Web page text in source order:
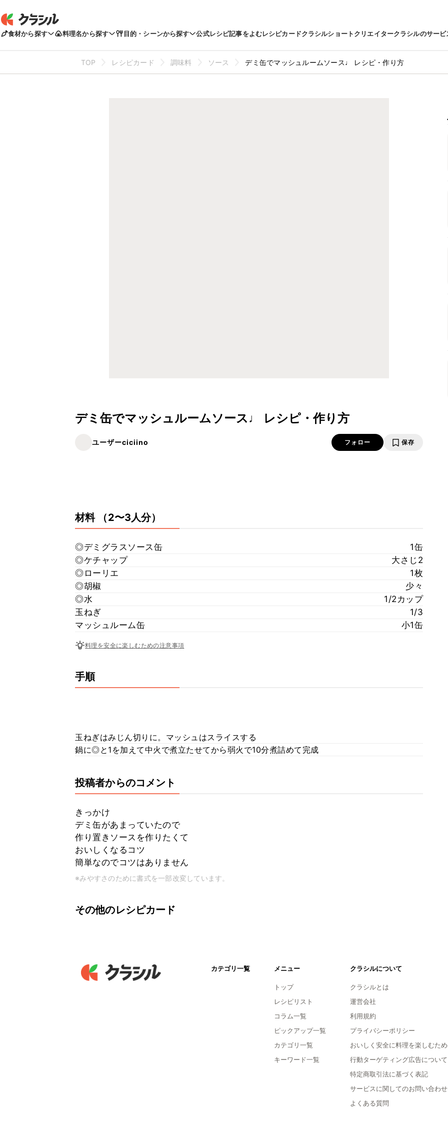
食材から探す 料理名から探す 目的・シーンから探す 公式レシピ記事をよむレシピカードクラシルショートクリエイタークラシルのサービ
TOP レシピカード 調味料 ソース デミ缶でマッシュルームソース♩ レシピ・作り方
デミ缶でマッシュルームソース♩ レシピ・作り方
ユーザーciciino フォロー 保存
材料 （2〜3人分）
◎デミグラスソース缶
1缶
◎ケチャップ
大さじ2
◎ローリエ
1枚
◎胡椒
少々
◎水
1/2カップ
玉ねぎ
1/3
マッシュルーム缶
小1缶
料理を安全に楽しむための注意事項
手順
玉ねぎはみじん切りに。マッシュはスライスする
鍋に◎と1を加えて中火で煮立たせてから弱火で10分煮詰めて完成
投稿者からのコメント
きっかけ
デミ缶があまっていたので
作り置きソースを作りたくて
おいしくなるコツ
簡単なのでコツはありません
※みやすさのために書式を一部改変しています。
その他のレシピカード
カテゴリ一覧 メニュー
トップ
レシピリスト
コラム一覧
ピックアップ一覧
カテゴリ一覧
キーワード一覧
クラシルについて
クラシルとは
運営会社
利用規約
プライバシーポリシー
おいしく安全に料理を楽しむため
行動ターゲティング広告について
特定商取引法に基づく表記
サービスに関してのお問い合わせ
よくある質問